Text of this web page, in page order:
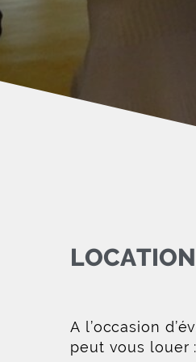
A l’occasion
peut vous louer :